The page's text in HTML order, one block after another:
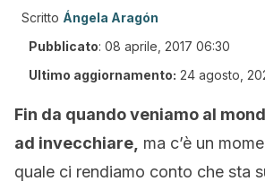
Scritto Ángela Aragón
Pubblicato: 08 aprile, 2017 06:30
Ultimo aggiornamento: 24 agosto,
Fin da quando veniamo al
ad invecchiare, ma c’è un
quale ci rendiamo conto che sta